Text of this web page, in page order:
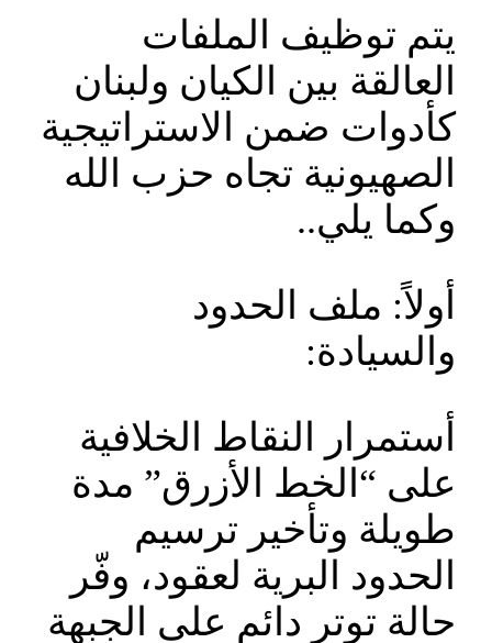
يتم توظيف الملفات
العالقة بين الكيان ولبنان
كأدوات ضمن الاستراتيجية
الصهيونية تجاه حزب الله
وكما يلي..
أولاً: ملف الحدود
والسيادة:
أستمرار النقاط الخلافية
على “الخط الأزرق” مدة
طويلة وتأخير ترسيم
الحدود البرية لعقود، وفّر
حالة توتر دائم على الجبهة